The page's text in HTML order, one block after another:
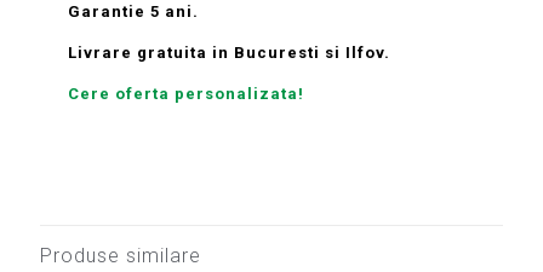
Garantie 5 ani.
Livrare gratuita in Bucuresti si Ilfov.
Cere oferta personalizata!
Produse similare